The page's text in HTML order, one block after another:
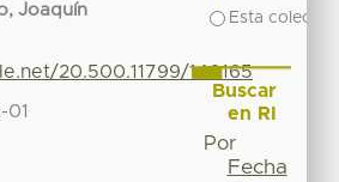
Joaquín
20.500.11799/140165
01
Esta
Buscar
en RI
Por
Fecha